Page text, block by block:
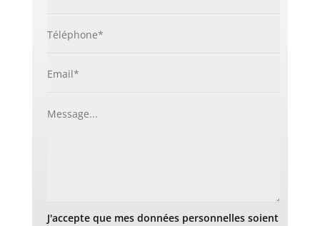
J'accepte que mes données personnelles soient